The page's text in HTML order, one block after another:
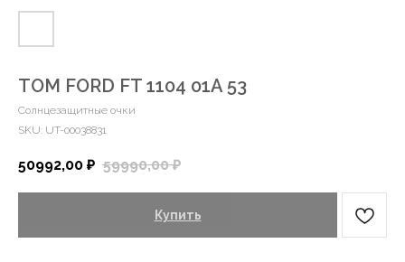
TOM FORD FT 1104 01A 53
Солнцезащитные очки
SKU: UT-00038831
50992,00 ₽ 59990,00 ₽
Купить